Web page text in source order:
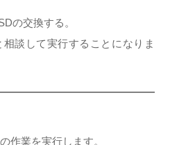
の交換する。
談して実行することになりま
作業を実行します。